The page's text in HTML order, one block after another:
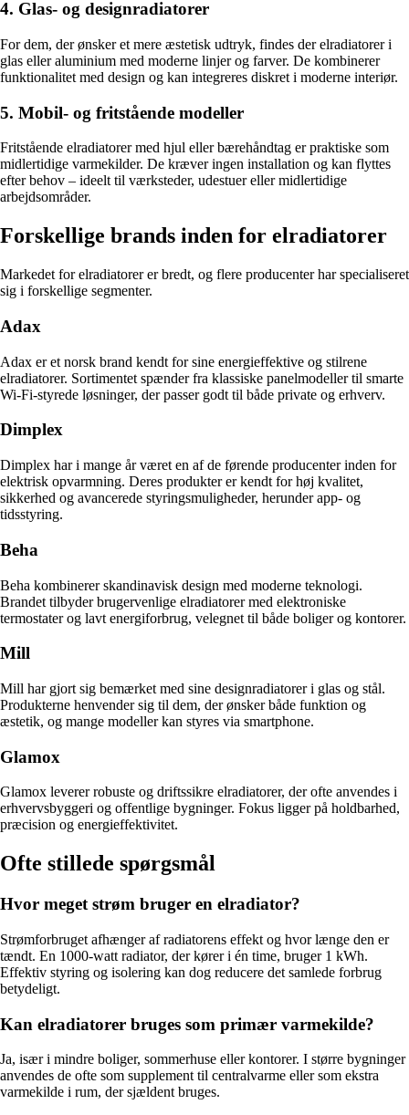
4. Glas- og designradiatorer
For dem, der ønsker et mere æstetisk udtryk, findes der elradiatorer i
glas eller aluminium med moderne linjer og farver. De kombinerer
funktionalitet med design og kan integreres diskret i moderne interiør.
5. Mobil- og fritstående modeller
Fritstående elradiatorer med hjul eller bærehåndtag er praktiske som
midlertidige varmekilder. De kræver ingen installation og kan flyttes
efter behov – ideelt til værksteder, udestuer eller midlertidige
arbejdsområder.
Forskellige brands inden for elradiatorer
Markedet for elradiatorer er bredt, og flere producenter har specialiseret
sig i forskellige segmenter.
Adax
Adax er et norsk brand kendt for sine energieffektive og stilrene
elradiatorer. Sortimentet spænder fra klassiske panelmodeller til smarte
Wi-Fi-styrede løsninger, der passer godt til både private og erhverv.
Dimplex
Dimplex har i mange år været en af de førende producenter inden for
elektrisk opvarmning. Deres produkter er kendt for høj kvalitet,
sikkerhed og avancerede styringsmuligheder, herunder app- og
tidsstyring.
Beha
Beha kombinerer skandinavisk design med moderne teknologi.
Brandet tilbyder brugervenlige elradiatorer med elektroniske
termostater og lavt energiforbrug, velegnet til både boliger og kontorer.
Mill
Mill har gjort sig bemærket med sine designradiatorer i glas og stål.
Produkterne henvender sig til dem, der ønsker både funktion og
æstetik, og mange modeller kan styres via smartphone.
Glamox
Glamox leverer robuste og driftssikre elradiatorer, der ofte anvendes i
erhvervsbyggeri og offentlige bygninger. Fokus ligger på holdbarhed,
præcision og energieffektivitet.
Ofte stillede spørgsmål
Hvor meget strøm bruger en elradiator?
Strømforbruget afhænger af radiatorens effekt og hvor længe den er
tændt. En 1000-watt radiator, der kører i én time, bruger 1 kWh.
Effektiv styring og isolering kan dog reducere det samlede forbrug
betydeligt.
Kan elradiatorer bruges som primær varmekilde?
Ja, især i mindre boliger, sommerhuse eller kontorer. I større bygninger
anvendes de ofte som supplement til centralvarme eller som ekstra
varmekilde i rum, der sjældent bruges.